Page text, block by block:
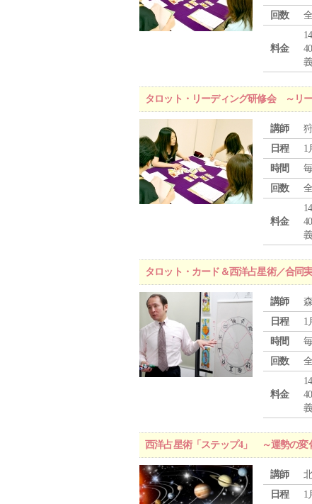
回数
料金
タロット・リーディング研修会 ～リ
講師
日程
1
時間
回数
料金
タロット・カード＆西洋占星術／合同
講師
日程
1
時間
回数
料金
西洋占星術「ステップ4」 ～運勢の変
講師
日程
1